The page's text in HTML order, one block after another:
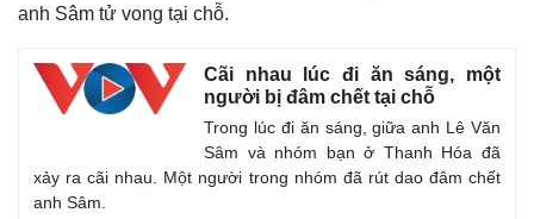
anh Sâm tử vong tại chỗ.
Cãi nhau lúc đi ăn sáng, một
người bị đâm chết tại chỗ
Trong lúc đi ăn sáng, giữa anh Lê Văn
Sâm và nhóm bạn ở Thanh Hóa đã
xảy ra cãi nhau. Một người trong nhóm đã rút dao đâm chết
anh Sâm.